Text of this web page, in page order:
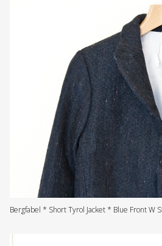
Bergfabel * Short Tyrol Jacket * Blue Front W